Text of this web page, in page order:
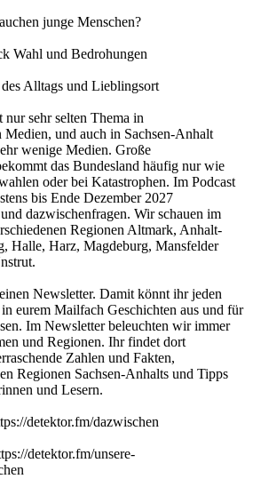
junge Menschen?
Wahl und Bedrohungen
Alltags und Lieblingsort
nur sehr selten Thema in
Medien, und auch in Sachsen-Anhalt
wenige Medien. Große
das Bundesland häufig nur wie
oder bei Katastrophen. Im Podcast
bis Ende Dezember 2027
dazwischenfragen. Wir schauen im
Regionen Altmark, Anhalt-
Halle, Harz, Magdeburg, Mansfelder
Newsletter. Damit könnt ihr jeden
eurem Mailfach Geschichten aus und für
Im Newsletter beleuchten wir immer
und Regionen. Ihr findet dort
Zahlen und Fakten,
Regionen Sachsen-Anhalts und Tipps
und Lesern.
detektor.fm/dazwischen
detektor.fm/unsere-